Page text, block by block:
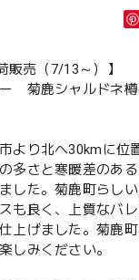
売（7/13～）】
菊鹿シャルドネ
より北へ30kmに位
多さと寒暖差のあ
した。菊鹿町らし
も良く、上質なバ
上げました。菊鹿
しみください。